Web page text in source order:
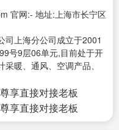
官网:- 地址:上海市长宁区
司上海分公司成立于2001
号9层06单元,目前处于开
暖、通风、空调产品、
享直接对接老板
享直接对接老板